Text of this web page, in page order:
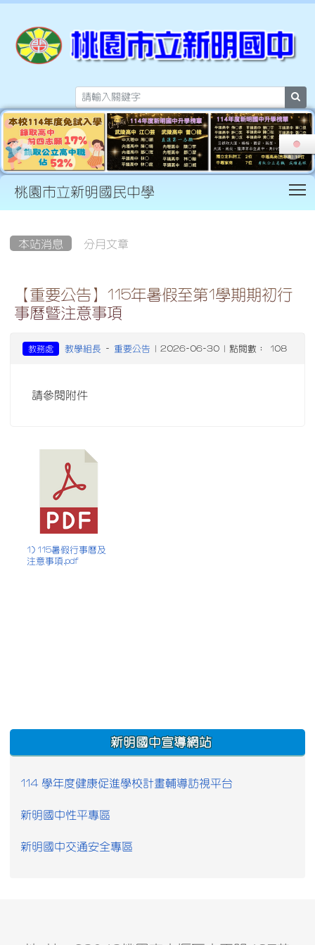
桃園市立新明國民中學
本站消息 分月文章
【重要公告】115年暑假至第1學期期初行
事曆暨注意事項
教務處 教學組長 - 重要公告 | 2026-06-30 | 點閱數： 108
請參閱附件
1) 115暑假行事曆及
注意事項.pdf
:::
新明國中宣導網站
114 學年度健康促進學校計畫輔導訪視平台
新明國中性平專區
新明國中交通安全專區